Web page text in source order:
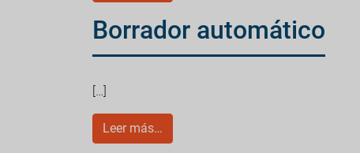
Borrador automático
[…]
Leer más…